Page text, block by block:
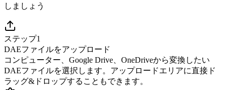
しましょう
ステップ1
DAEファイルをアップロード
コンピューター、Google Drive、OneDriveから変換したい
DAEファイルを選択します。アップロードエリアに直接ド
ラッグ&ドロップすることもできます。